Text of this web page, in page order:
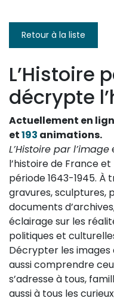
Retour à la liste
L’Histoire
décrypte
Actuellement en
et193 animations.
L’Histoire par l’image
l’histoire de France
période 1643-1945. À
gravures, sculptures,
documents
éclairage sur les
politiques et
Décrypter les images
aussi comprendre
s’adresse à tous,
aussi à tous les